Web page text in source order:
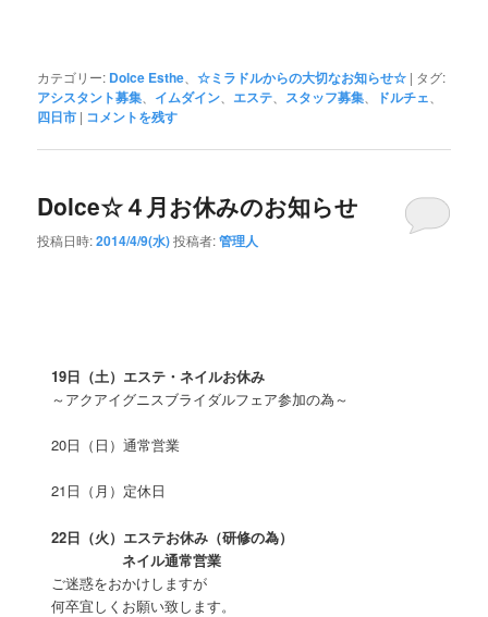
カテゴリー: Dolce Esthe 、☆ミラドルからの大切なお知らせ☆ | タグ:
アシスタント募集 イムダイン エステ スタッフ募集 ドルチェ
四日市 | コメントを残す
Dolce☆４月お休みのお知らせ
投稿日時:2014/4/9(水)投稿者:管理人
19日（土）エステ・ネイルお休み
～アクアイグニスブライダルフェア参加の為～
20日（日）通常営業
21日（月）定休日
22日（火）エステお休み（研修の為）
ネイル通常営業
ご迷惑をおかけしますが
何卒宜しくお願い致します。